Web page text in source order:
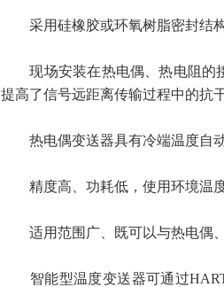
采用硅橡胶或环氧树脂密封结构
现场安装在热电偶、热电阻的接
提高了信号远距离传输过程中的抗
热电偶变送器具有冷端温度自动
精度高、功耗低，使用环境温度
适用范围广、既可以与热电偶、
智能型温度变送器可通过HART